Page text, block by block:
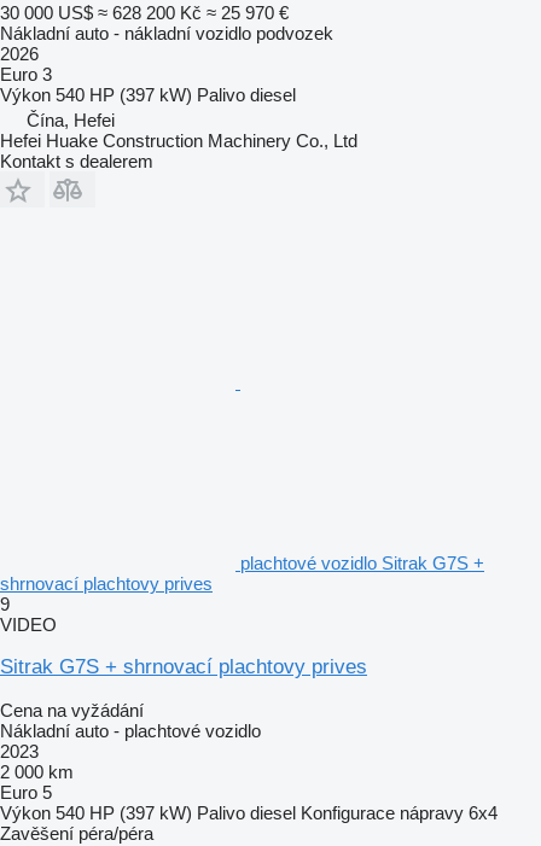
30 000 US$ ≈ 628 200 Kč ≈ 25 970 €
Nákladní auto - nákladní vozidlo podvozek
2026
Euro 3
Výkon 540 HP (397 kW) Palivo diesel
Čína, Hefei
Hefei Huake Construction Machinery Co., Ltd
Kontakt s dealerem
plachtové vozidlo Sitrak G7S +
shrnovací plachtovy prives
9
VIDEO
Sitrak G7S + shrnovací plachtovy prives
Cena na vyžádání
Nákladní auto - plachtové vozidlo
2023
2 000 km
Euro 5
Výkon 540 HP (397 kW) Palivo diesel Konfigurace nápravy 6x4
Zavěšení péra/péra